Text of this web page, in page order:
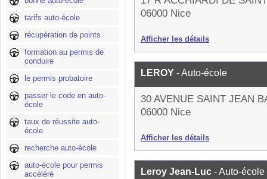
tarifs auto-école
récupération de points
formation au permis de
conduire
le permis probatoire
passer le code en auto-
école
taux de réussite auto-
école
recherche auto-école
auto-école pour permis
accéléré
06000 Nice
Afficher les détails
LEROY - Auto-école
30 AVENUE SAINT JEAN
06000 Nice
Afficher les détails
Leroy Jean-Luc - Auto-école